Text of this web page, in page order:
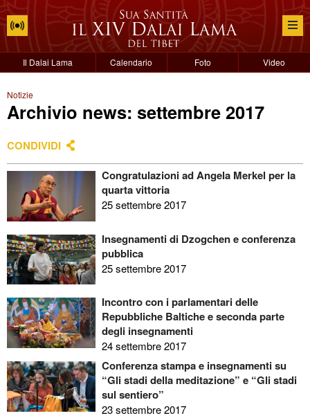
Il Dalai Lama Calendario Foto Video
Notizie
Archivio news: settembre 2017
CONDIVIDI
Congratulazioni ad Angela Merkel per la
quarta vittoria
25 settembre 2017
Insegnamenti di Dzogchen e conferenza
pubblica
25 settembre 2017
Incontro con i parlamentari delle
Repubbliche Baltiche e seconda parte
degli insegnamenti
24 settembre 2017
Conferenza stampa e insegnamenti su
“Gli stadi della meditazione” e “Gli stadi
sul sentiero”
23 settembre 2017